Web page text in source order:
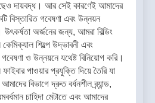
দায়বদ্ধ। আর সেই কারণেই আমাদের
বিস্তারিত গবেষণা এবং উন্নয়ন
অর্জনের জন্য, আমরা বিল্ডিং
শিল্পে উদ্ভাবনী এবং
ও উন্নয়নে যথেষ্ট বিনিয়োগ করি।
পাওয়ার প্রযুক্তি দিয়ে তৈরি যা
বিভাগে দ্রুত বর্ধনশীল ব্র্যান্ড,
চাহিদা মেটাতে এবং আমাদের